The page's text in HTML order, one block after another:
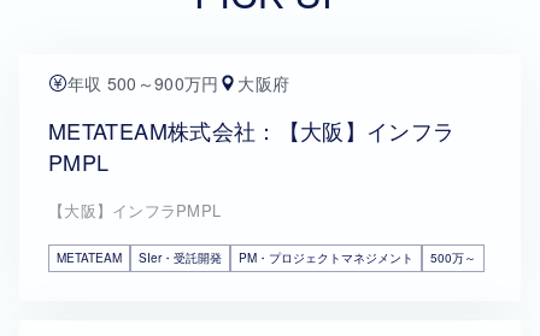
年収 500～900万円 大阪府
METATEAM株式会社：【大阪】インフラ
PMPL
【大阪】インフラPMPL
METATEAM SIer・受託開発 PM・プロジェクトマネジメント 500万～